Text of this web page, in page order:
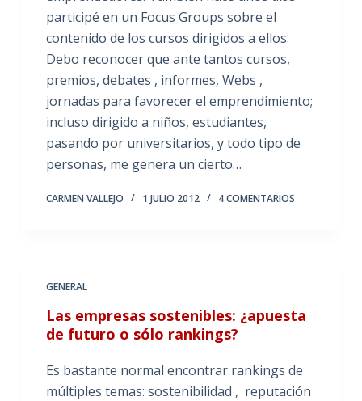
participé en un Focus Groups sobre el
contenido de los cursos dirigidos a ellos.
Debo reconocer que ante tantos cursos,
premios, debates , informes, Webs ,
jornadas para favorecer el emprendimiento;
incluso dirigido a niños, estudiantes,
pasando por universitarios, y todo tipo de
personas, me genera un cierto…
CARMEN VALLEJO 1 JULIO 2012 4 COMENTARIOS
GENERAL
Las empresas sostenibles: ¿apuesta
de futuro o sólo rankings?
Es bastante normal encontrar rankings de
múltiples temas: sostenibilidad , reputación